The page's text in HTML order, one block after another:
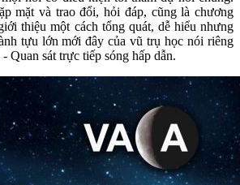
mặt và trao đổi, hỏi đáp, cũng là chương
thiệu một cách tổng quát, dễ hiểu nhưng
tựu lớn mới đây của vũ trụ học nói riêng
Quan sát trực tiếp sóng hấp dẫn.